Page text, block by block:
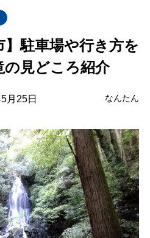
駐車場や行き方を
の見どころ紹介
月25日 なんたん